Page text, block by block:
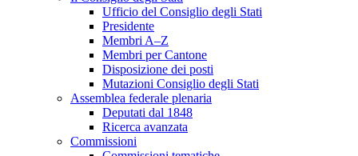
Ufficio del Consiglio degli Stati
Presidente
Membri A–Z
Membri per Cantone
Disposizione dei posti
Mutazioni Consiglio degli Stati
Assemblea federale plenaria
Deputati dal 1848
Ricerca avanzata
Commissioni